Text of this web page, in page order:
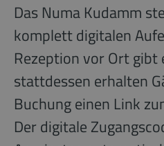
Das Numa Kudamm
komplett digitalen
Rezeption vor Ort gibt
stattdessen erhalten
Buchung einen Link
Der digitale